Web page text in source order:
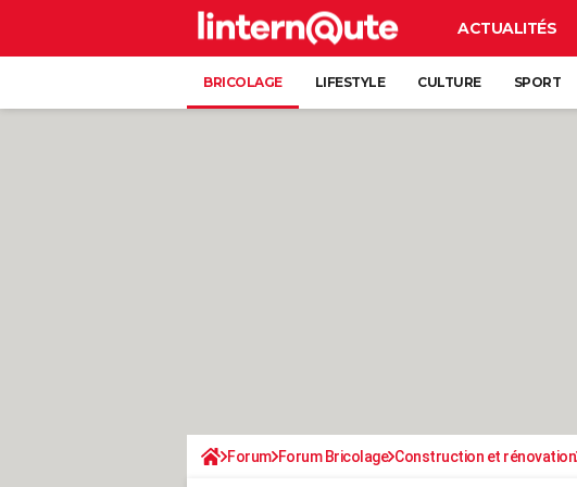
ACTUALITÉS
BRICOLAGE LIFESTYLE CULTURE SPORT
Forum Forum Bricolage Construction et rénovation